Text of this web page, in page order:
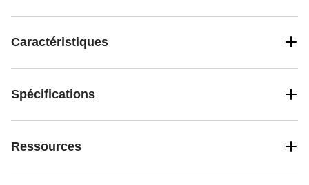
Caractéristiques
Spécifications
Ressources